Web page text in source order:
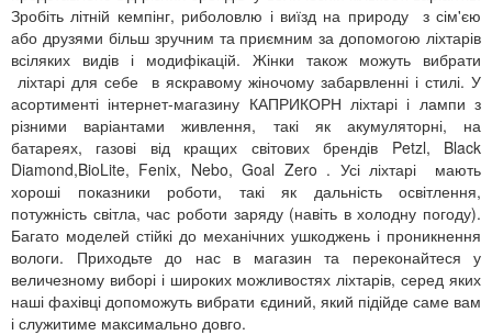
Зробіть літній кемпінг, риболовлю і виїзд на природу з сім'єю
або друзями більш зручним та приємним за допомогою ліхтарів
всіляких видів і модифікацій. Жінки також можуть вибрати
ліхтарі для себе в яскравому жіночому забарвленні і стилі. У
асортименті інтернет-магазину КАПРИКОРН ліхтарі і лампи з
різними варіантами живлення, такі як акумуляторні, на
батареях, газові від кращих світових брендів Petzl, Black
Diamond,BioLite, Fenix, Nebo, Goal Zero . Усі ліхтарі мають
хороші показники роботи, такі як дальність освітлення,
потужність світла, час роботи заряду (навіть в холодну погоду).
Багато моделей стійкі до механічних ушкоджень і проникнення
вологи. Приходьте до нас в магазин та переконайтеся у
величезному виборі і широких можливостях ліхтарів, серед яких
наші фахівці допоможуть вибрати єдиний, який підійде саме вам
і служитиме максимально довго.